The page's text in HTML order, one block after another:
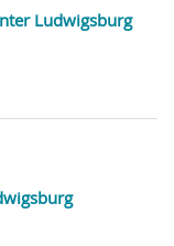
Ludwigsburg